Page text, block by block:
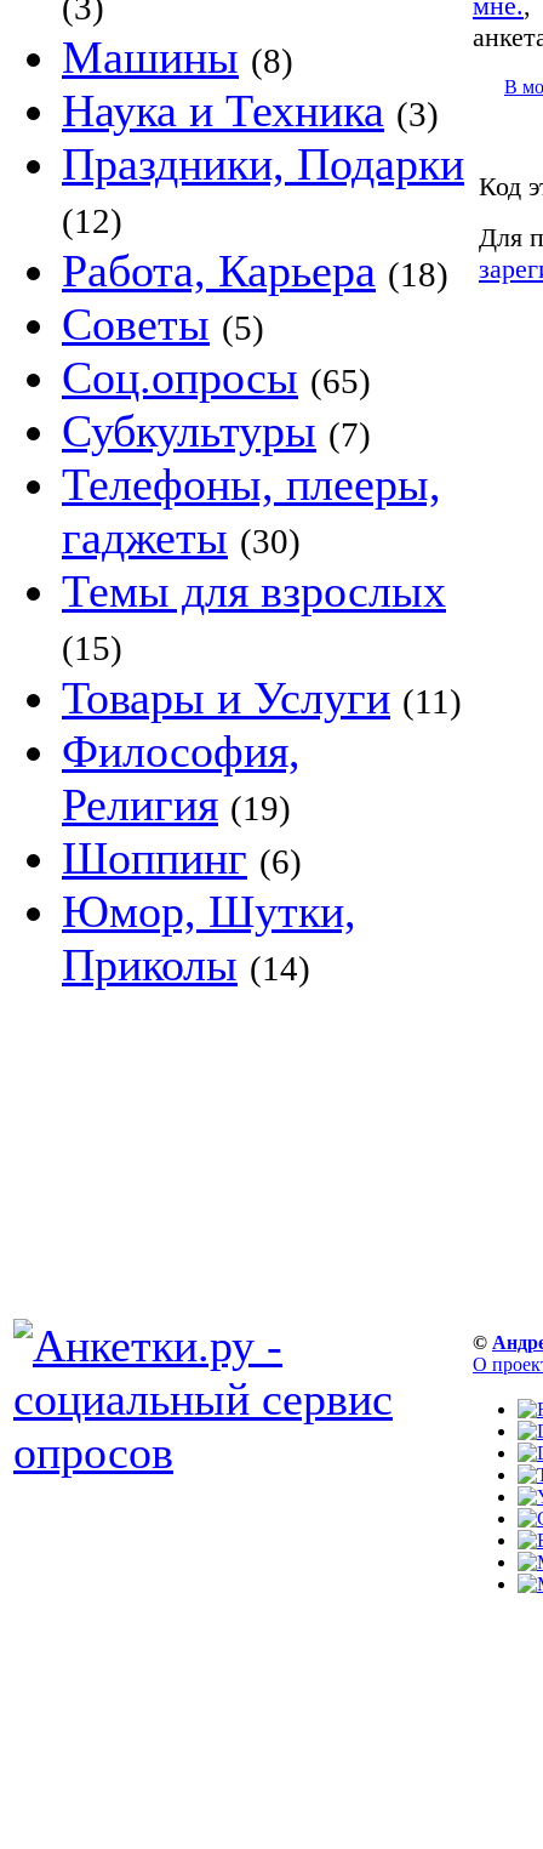
Машины (8)
Наука и Техника (3)
Праздники, Подарки
(12)
Работа, Карьера (18)
Советы (5)
Соц.опросы (65)
Субкультуры (7)
Телефоны, плееры,
гаджеты (30)
Темы для взрослых
(15)
Товары и Услуги (11)
Философия,
Религия (19)
Шоппинг (6)
Юмор, Шутки,
Приколы (14)
В
Код
Для
©
О